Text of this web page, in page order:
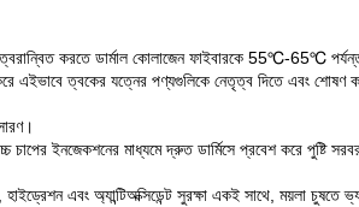
ত্বরান্বিত করতে ডার্মাল কোলাজেন ফাইবারকে 55℃-65℃
এইভাবে ত্বকের যত্নের পণ্যগুলিকে নেতৃত্ব দিতে এবং শোষণ
চাপের ইনজেকশনের মাধ্যমে দ্রুত ডার্মিসে প্রবেশ করে পুষ্টি
এবং অ্যান্টিঅক্সিডেন্ট সুরক্ষা একই সাথে, ময়লা চুষতে